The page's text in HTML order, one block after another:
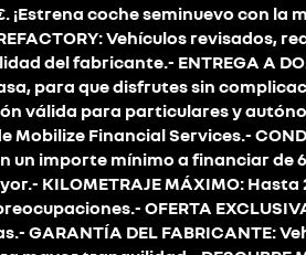
€. ¡Estrena coche seminuevo con
Vehículos revisados,
del fabricante.- ENTREGA A
para que disfrutes sin
válida para particulares y
Financial Services.-
un importe mínimo a financiar de
KILOMETRAJE MÁXIMO:
OFERTA
GARANTÍA DEL FABRICANTE: